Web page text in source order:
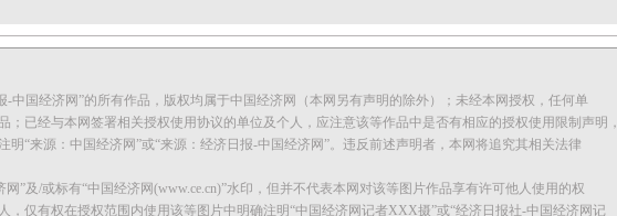
-中国经济网”的所有作品，版权均属于中国经济网（本网另有声明的除外）；未经本网授权，任何单
已经与本网签署相关授权使用协议的单位及个人，应注意该等作品中是否有相应的授权使用限制声明，
“来源：中国经济网”或“来源：经济日报-中国经济网”。违反前述声明者，本网将追究其相关法律
”及/或标有“中国经济网(www.ce.cn)”水印，但并不代表本网对该等图片作品享有许可他人使用的权
仅有权在授权范围内使用该等图片中明确注明“中国经济网记者XXX摄”或“经济日报社-中国经济网记